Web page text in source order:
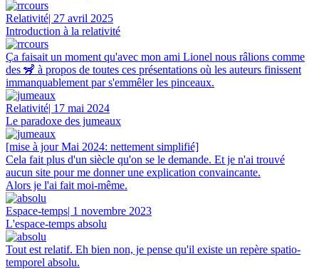
Relativité| 27 avril 2025
Introduction à la relativité
Ça faisait un moment qu'avec mon ami Lionel nous râlions comme
des 🦨 à propos de toutes ces présentations où les auteurs finissent
immanquablement par s'emmêler les pinceaux.
Relativité| 17 mai 2024
Le paradoxe des jumeaux
[mise à jour Mai 2024: nettement simplifié]
Cela fait plus d'un siècle qu'on se le demande. Et je n'ai trouvé
aucun site pour me donner une explication convaincante.
Alors je l'ai fait moi-même.
Espace-temps| 1 novembre 2023
L'espace-temps absolu
Tout est relatif. Eh bien non, je pense qu'il existe un repère spatio-
temporel absolu.